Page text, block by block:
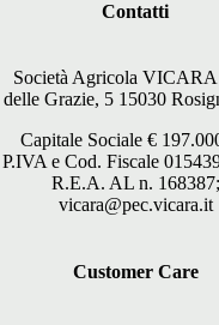
Contatti
Società Agricola
Grazie, 5 15030
Capitale Sociale €
P.IVA e Cod. Fiscale
R.E.A. AL n. 168387;
vicara@pec.vicara.it
Customer Care